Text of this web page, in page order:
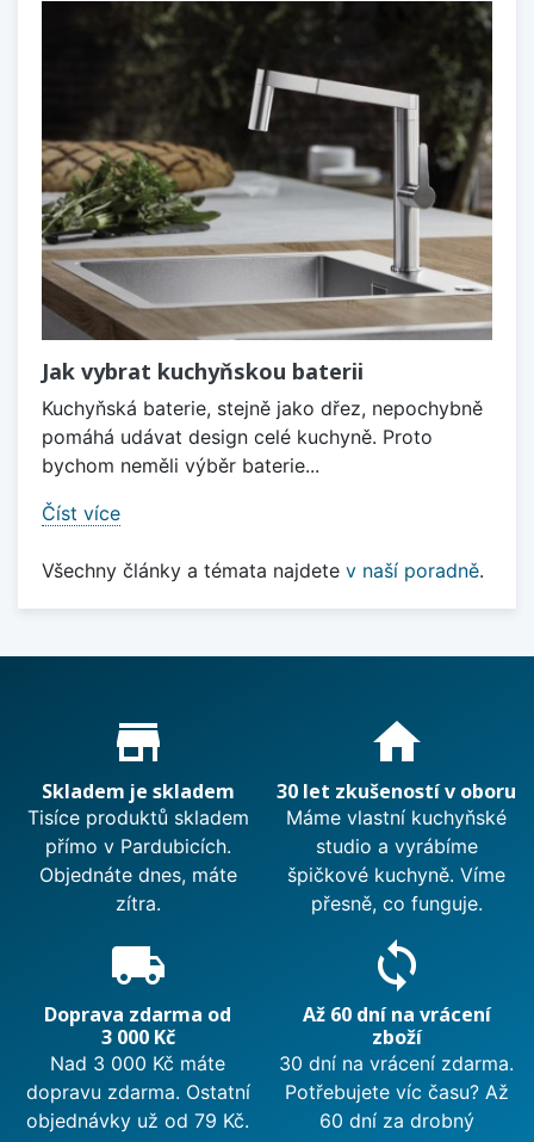
Jak vybrat kuchyňskou baterii
Kuchyňská baterie, stejně jako dřez, nepochybně
pomáhá udávat design celé kuchyně. Proto
bychom neměli výběr baterie...
Číst více
Všechny články a témata najdete v naší poradně.
Proč nakupovat u nás?
store_mall_directory
Skladem je skladem
Tisíce produktů skladem
přímo v Pardubicích.
Objednáte dnes, máte
zítra.
home
30 let zkušeností v oboru
Máme vlastní kuchyňské
studio a vyrábíme
špičkové kuchyně. Víme
přesně, co funguje.
local_shipping
Doprava zdarma od
3 000 Kč
Nad 3 000 Kč máte
dopravu zdarma. Ostatní
objednávky už od 79 Kč.
sync
Až 60 dní na vrácení
zboží
30 dní na vrácení zdarma.
Potřebujete víc času? Až
60 dní za drobný